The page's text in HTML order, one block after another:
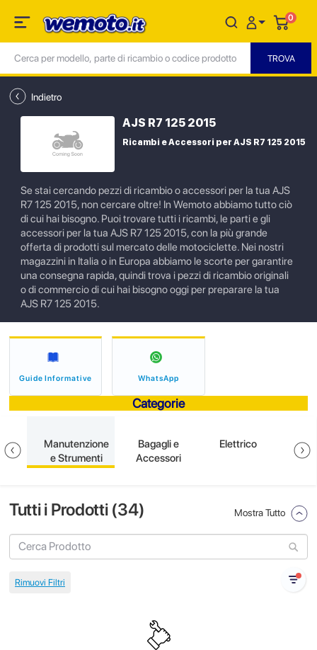
0
Indietro
AJS R7 125 2015
Ricambi e Accessori per AJS R7 125 2015
Se stai cercando pezzi di ricambio o accessori per la tua AJS
R7 125 2015, non cercare oltre! In Wemoto abbiamo tutto ciò
di cui hai bisogno. Puoi trovare tutti i ricambi, le parti e gli
accessori per la tua AJS R7 125 2015, con la più grande
offerta di prodotti sul mercato delle motociclette. Nei nostri
magazzini in Italia o in Europa abbiamo le scorte per garantire
una consegna rapida, quindi trova i pezzi di ricambio originali
o di commercio di cui hai bisogno oggi per preparare la tua
AJS R7 125 2015.
Guide Informative WhatsApp
Categorie
Manutenzione
e Strumenti
Bagagli e
Accessori
Elettrico
Tutti i Prodotti (34) Mostra Tutto